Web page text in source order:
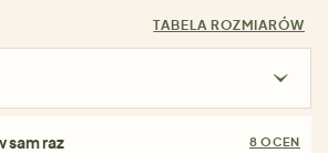
TABELA ROZMIARÓW
sam raz 8 OCEN